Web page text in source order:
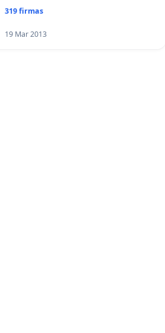
319 firmas
19 Mar 2013